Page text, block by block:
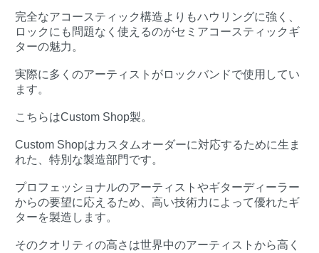
完全なアコースティック構造よりもハウリングに強く、
ロックにも問題なく使えるのがセミアコースティックギ
ターの魅力。
実際に多くのアーティストがロックバンドで使用してい
ます。
こちらはCustom Shop製。
Custom Shopはカスタムオーダーに対応するために生ま
れた、特別な製造部門です。
プロフェッショナルのアーティストやギターディーラー
からの要望に応えるため、高い技術力によって優れたギ
ターを製造します。
そのクオリティの高さは世界中のアーティストから高く